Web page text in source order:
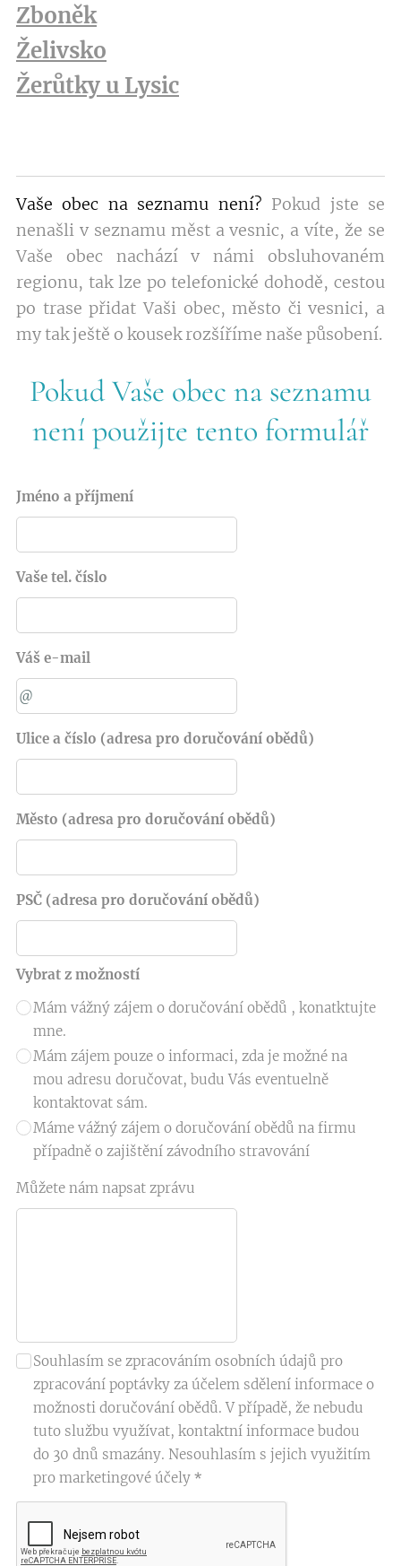
Zboněk
Želivsko
Žerůtky u Lysic
Vaše obec na seznamu není? Pokud jste se
nenašli v seznamu měst a vesnic, a víte, že se
Vaše obec nachází v námi obsluhovaném
regionu, tak lze po telefonické dohodě, cestou
po trase přidat Vaši obec, město či vesnici, a
my tak ještě o kousek rozšíříme naše působení.
Pokud Vaše obec na seznamu
není použijte tento formulář
Jméno a příjmení
Vaše tel. číslo
Váš e-mail
Ulice a číslo (adresa pro doručování obědů)
Město (adresa pro doručování obědů)
PSČ (adresa pro doručování obědů)
Vybrat z možností
Mám vážný zájem o doručování obědů , konatktujte
mne.
Mám zájem pouze o informaci, zda je možné na
mou adresu doručovat, budu Vás eventuelně
kontaktovat sám.
Máme vážný zájem o doručování obědů na firmu
případně o zajištění závodního stravování
Můžete nám napsat zprávu
Souhlasím se zpracováním osobních údajů pro
zpracování poptávky za účelem sdělení informace o
možnosti doručování obědů. V případě, že nebudu
tuto službu využívat, kontaktní informace budou
do 30 dnů smazány. Nesouhlasím s jejich využitím
pro marketingové účely